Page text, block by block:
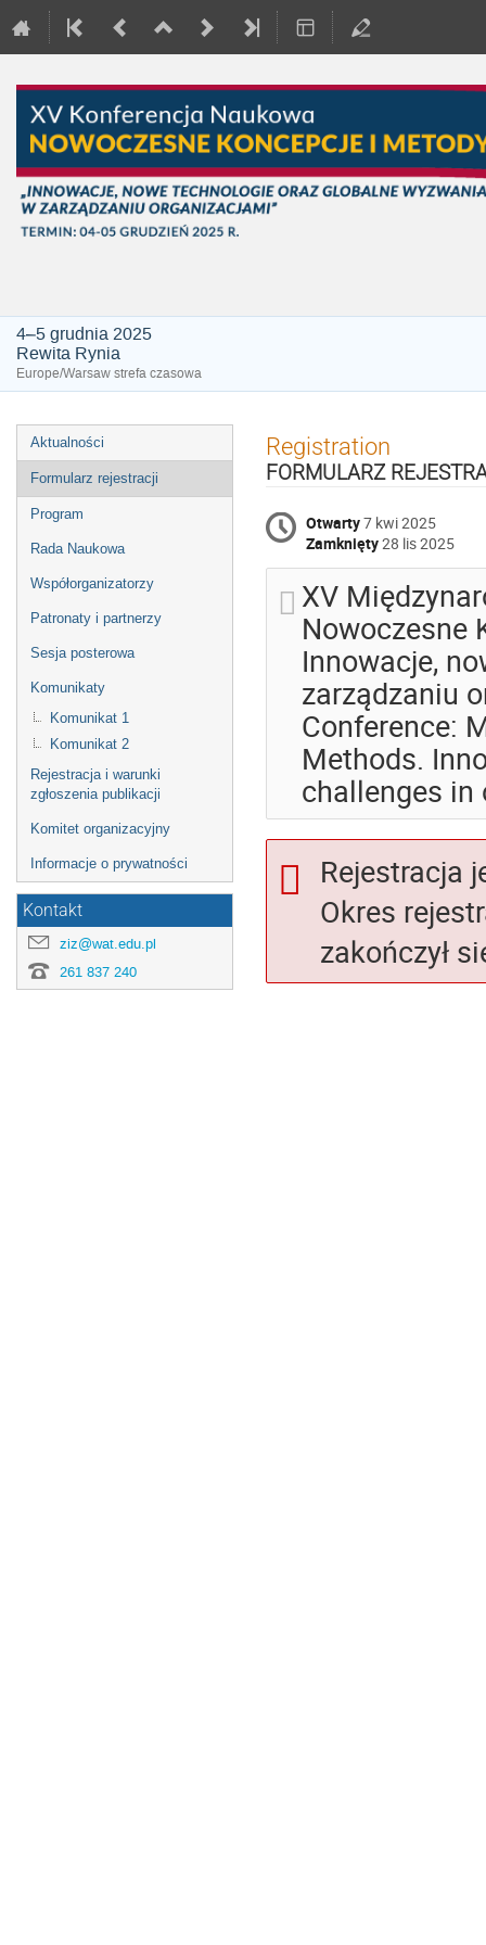
4–5 grudnia 2025
Rewita Rynia
Europe/Warsaw strefa czasowa
Event
menu
Aktualności
Formularz rejestracji
Program
Rada Naukowa
Współorganizatorzy
Patronaty i partnerzy
Sesja posterowa
Komunikaty
Komunikat 1
Komunikat 2
Rejestracja i warunki
zgłoszenia publikacji
Komitet organizacyjny
Informacje o prywatności
Kontakt
ziz@wat.edu.pl
261 837 240
Registration
FORMULARZ
Otwarty7 kwi 2025
Zamknięty28 lis 2025
XV
Nowoczesne
Innowacje,
zarządzaniu
Conference:
Methods.
challenges
Rejestracja
Okres
zakończył